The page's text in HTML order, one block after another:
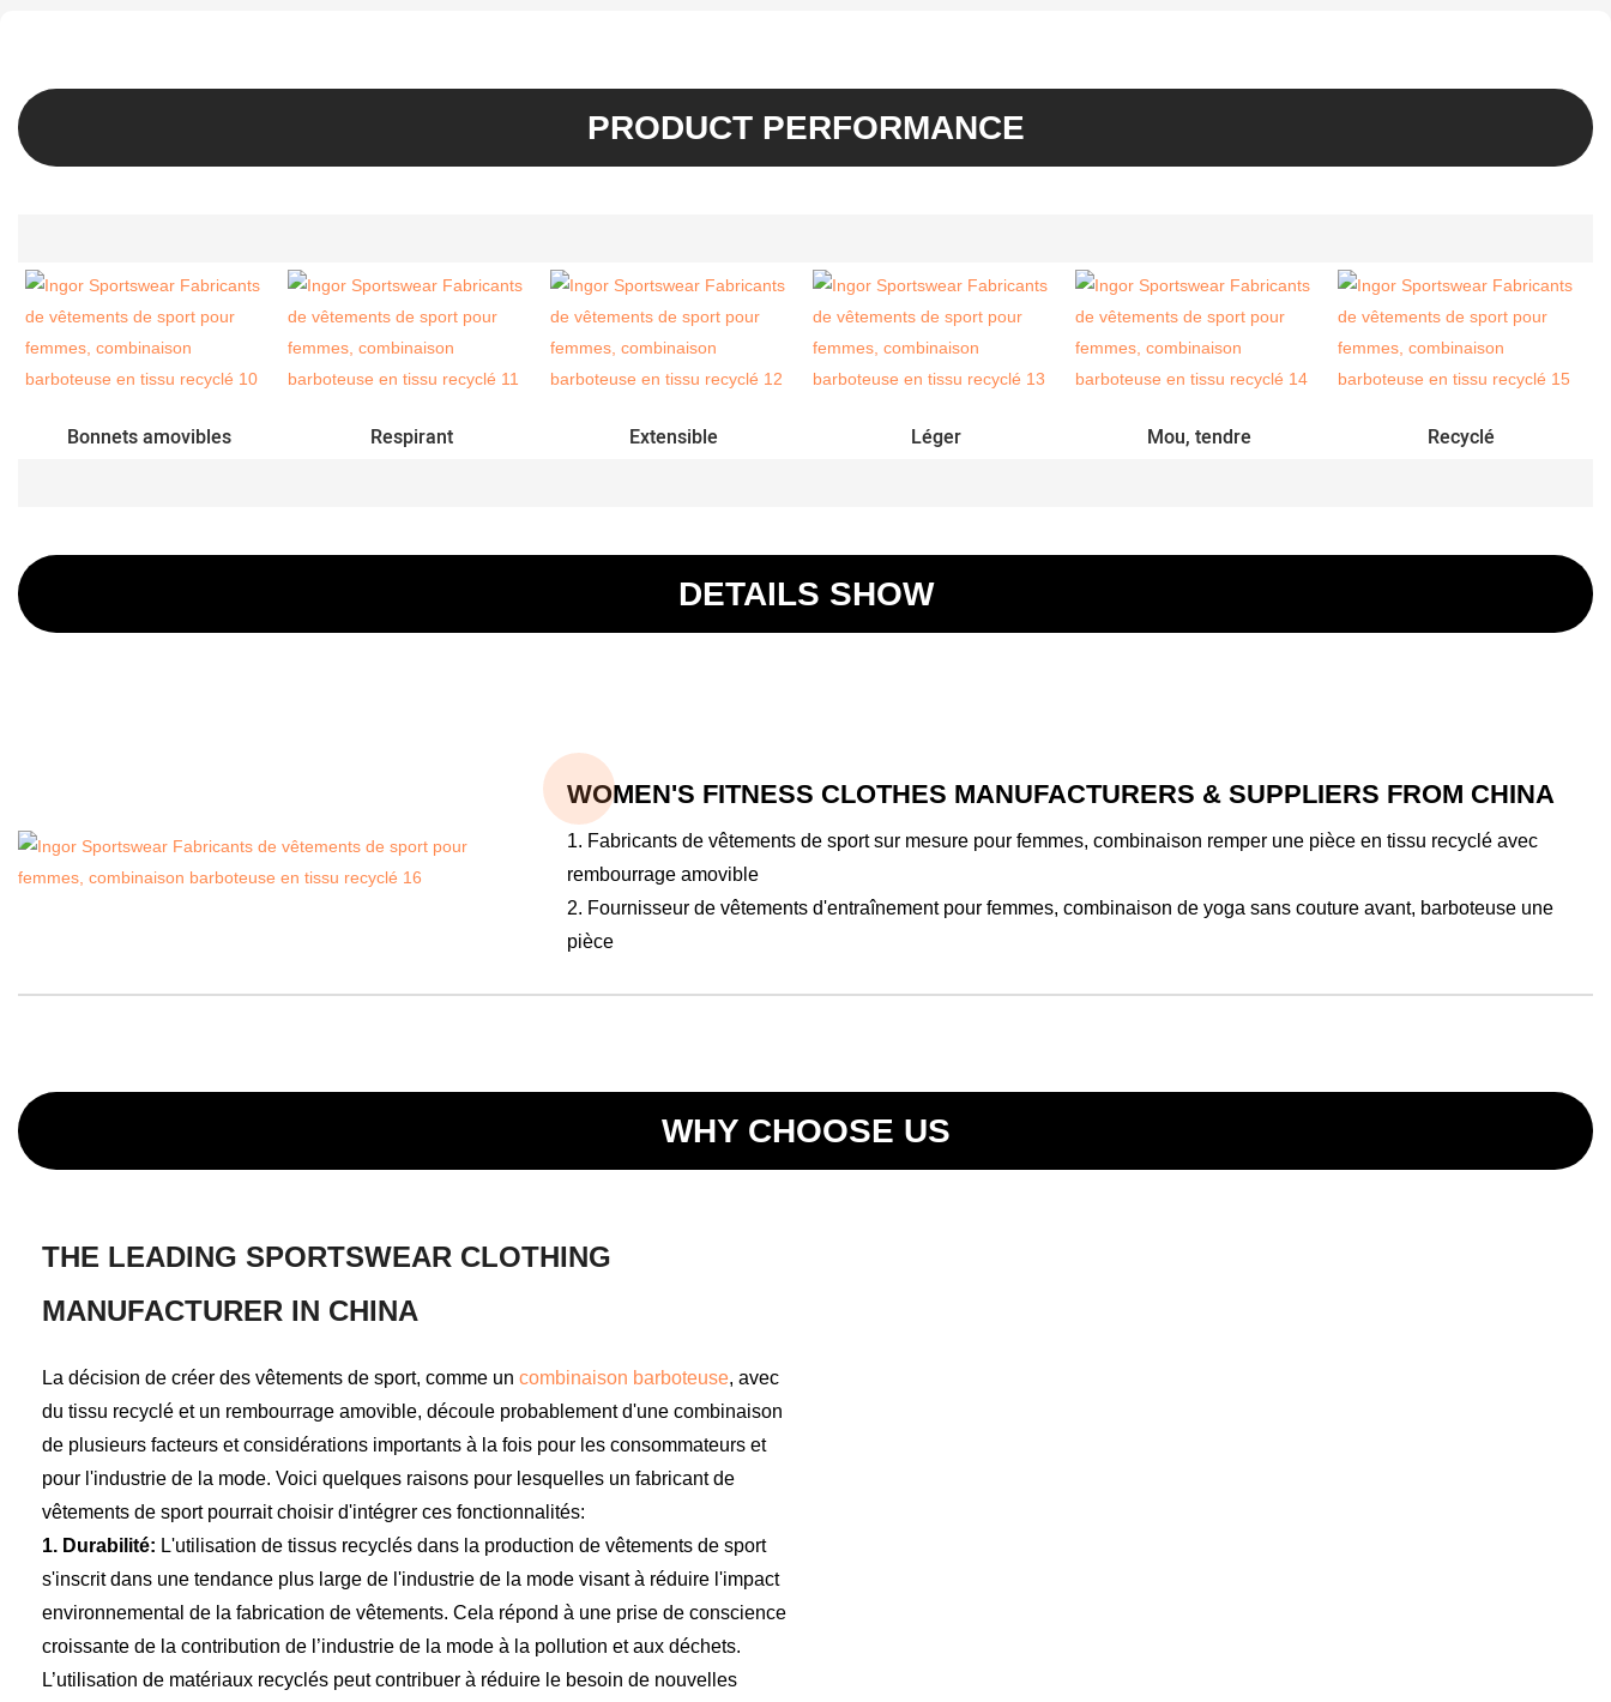
PRODUCT PERFORMANCE
Bonnets amovibles Respirant Extensible Léger Mou, tendre Recyclé
DETAILS SHOW
WOMEN'S FITNESS CLOTHES MANUFACTURERS & SUPPLIERS FROM CHINA
1. Fabricants de vêtements de sport sur mesure pour femmes, combinaison remper une pièce en tissu recyclé avec
rembourrage amovible
2. Fournisseur de vêtements d'entraînement pour femmes, combinaison de yoga sans couture avant, barboteuse une
pièce
WHY CHOOSE US
THE LEADING SPORTSWEAR CLOTHING
MANUFACTURER IN CHINA
La décision de créer des vêtements de sport, comme uncombinaison barboteuse, avec
du tissu recyclé et un rembourrage amovible, découle probablement d'une combinaison
de plusieurs facteurs et considérations importants à la fois pour les consommateurs et
pour l'industrie de la mode. Voici quelques raisons pour lesquelles un fabricant de
vêtements de sport pourrait choisir d'intégrer ces fonctionnalités:
1. Durabilité: L'utilisation de tissus recyclés dans la production de vêtements de sport
s'inscrit dans une tendance plus large de l'industrie de la mode visant à réduire l'impact
environnemental de la fabrication de vêtements. Cela répond à une prise de conscience
croissante de la contribution de l’industrie de la mode à la pollution et aux déchets.
L’utilisation de matériaux recyclés peut contribuer à réduire le besoin de nouvelles